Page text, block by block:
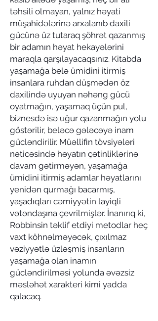
təhsili olmayan, yalnız həyati
müşahidələrinə arxalanıb daxili
gücünə üz tutaraq şöhrət qazanmış
bir adamın həyat hekayələrini
maraqla qarşılayacaqsınız. Kitabda
yaşamağa belə ümidini itirmiş
insanlara ruhdan düşmədən öz
daxilində uyuyan nəhəng gücü
oyatmağın, yaşamaq üçün pul,
biznesdə isə uğur qazanmağın yolu
göstərilir, beləcə gələcəyə inam
gücləndirilir. Müəllifin tövsiyələri
nəticəsində həyatın çətinliklərinə
davam gətirməyən, yaşamağa
ümidini itirmiş adamlar həyatlarını
yenidən qurmağı bacarmış,
yaşadıqları cəmiyyətin layiqli
vətəndaşına çevrilmişlər. İnanırıq ki,
Robbinsin təklif etdiyi metodlar heç
vaxt köhnəlməyəcək, çıxılmaz
vəziyyətlə üzləşmiş insanların
yaşamağa olan inamın
gücləndirilməsi yolunda əvəzsiz
məsləhət xarakteri kimi yadda
qalacaq.